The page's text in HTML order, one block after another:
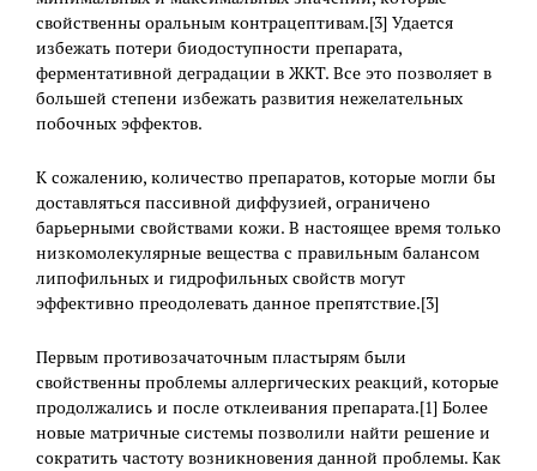
свойственны оральным контрацептивам.[3] Удается
избежать потери биодоступности препарата,
ферментативной деградации в ЖКТ. Все это позволяет в
большей степени избежать развития нежелательных
побочных эффектов.
К сожалению, количество препаратов, которые могли бы
доставляться пассивной диффузией, ограничено
барьерными свойствами кожи. В настоящее время только
низкомолекулярные вещества с правильным балансом
липофильных и гидрофильных свойств могут
эффективно преодолевать данное препятствие.[3]
Первым противозачаточным пластырям были
свойственны проблемы аллергических реакций, которые
продолжались и после отклеивания препарата.[1] Более
новые матричные системы позволили найти решение и
сократить частоту возникновения данной проблемы. Как